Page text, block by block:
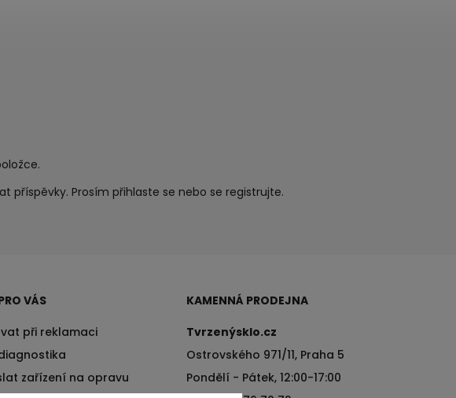
příspěvky. Prosím přihlaste se nebo se registrujte.
VÁS
při reklamaci
zařízení na opravu
KAMENNÁ PRODEJNA
Tvrzenýsklo.cz
Ostrovského 971/11, Praha 5
Pondělí - Pátek, 12:00-17:00